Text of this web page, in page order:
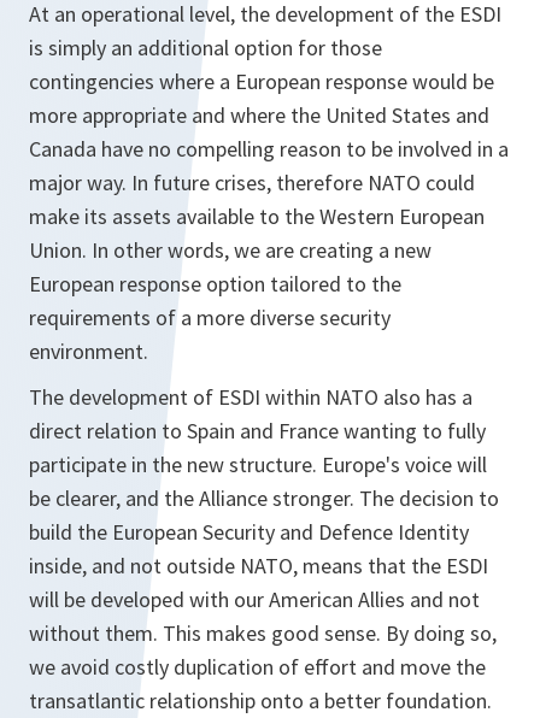
At an operational level, the development of the ESDI
is simply an additional option for those
contingencies where a European response would be
more appropriate and where the United States and
Canada have no compelling reason to be involved in a
major way. In future crises, therefore NATO could
make its assets available to the Western European
Union. In other words, we are creating a new
European response option tailored to the
requirements of a more diverse security
environment.
The development of ESDI within NATO also has a
direct relation to Spain and France wanting to fully
participate in the new structure. Europe's voice will
be clearer, and the Alliance stronger. The decision to
build the European Security and Defence Identity
inside, and not outside NATO, means that the ESDI
will be developed with our American Allies and not
without them. This makes good sense. By doing so,
we avoid costly duplication of effort and move the
transatlantic relationship onto a better foundation.